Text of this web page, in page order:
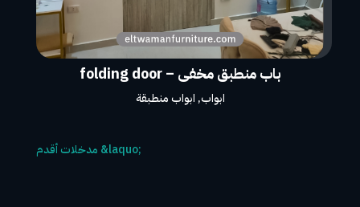
باب منطبق مخفى – folding door
ابواب, ابواب منطبقة